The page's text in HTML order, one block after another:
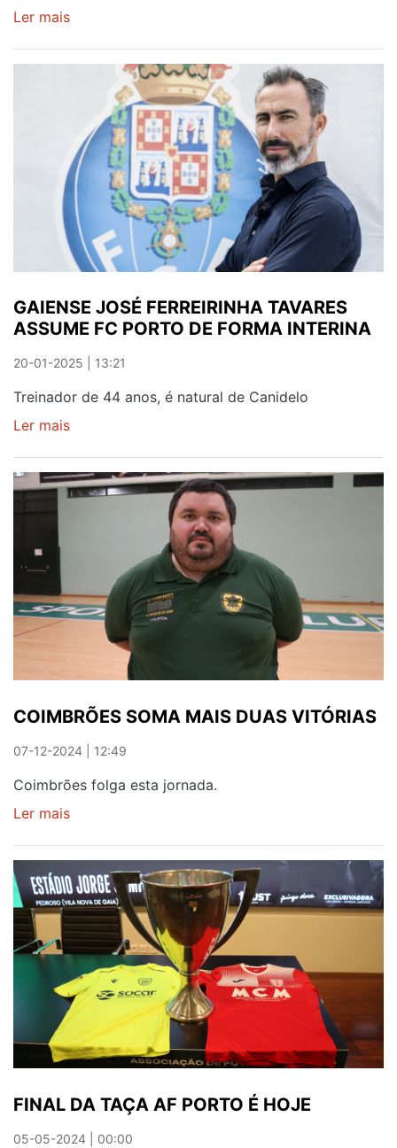
Ler mais
ÚLTIMA
PARTE
DO
2.º
OPEN
DISTRITAL
HELENA
VIANA
GAIENSE JOSÉ FERREIRINHA TAVARES
ASSUME FC PORTO DE FORMA INTERINA
20-01-2025 | 13:21
Treinador de 44 anos, é natural de Canidelo
Ler mais
JOSÉ
FERREIRINHA
DE
FORMA
INTERINA
COIMBRÕES SOMA MAIS DUAS VITÓRIAS
07-12-2024 | 12:49
Coimbrões folga esta jornada.
Ler mais
SOMA
MAIS
DUAS
VITÓRIAS
FINAL DA TAÇA AF PORTO É HOJE
05-05-2024 | 00:00